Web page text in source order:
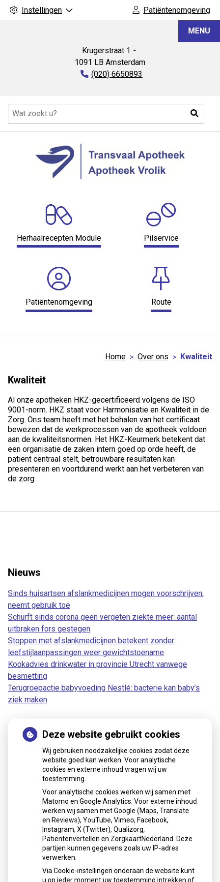
Instellingen Patiëntenomgeving
Krugerstraat 1
1091 LB Amsterdam
Tel:
(020) 6650893
MENU
Herhaalrecepten Module Pilservice
Patiëntenomgeving Route
Home Over ons Kwaliteit
Kwaliteit
Al onze apotheken HKZ-gecertificeerd volgens de ISO
9001-norm. HKZ staat voor Harmonisatie en Kwaliteit in de
Zorg. Ons team heeft met het behalen van het certificaat
bewezen dat de werkprocessen van de apotheek voldoen
aan de kwaliteitsnormen. Het HKZ-Keurmerk betekent dat
een organisatie de zaken intern goed op orde heeft, de
patiënt centraal stelt, betrouwbare resultaten kan
presenteren en voortdurend werkt aan het verbeteren van
de zorg.
Nieuws
Sinds huisartsen afslankmedicijnen mogen voorschrijven,
neemt gebruik toe
Schurft sinds corona geen vergeten ziekte meer: aantal
uitbraken fors gestegen
Stoppen met afslankmedicijnen betekent zonder
leefstijlaanpassingen weer gewichtstoename
Kookadvies drinkwater in provincie Utrecht vanwege
besmetting
Terugroepactie babyvoeding Nestlé: bacterie kan baby’s
ziek maken
Patiëntenomgeving
Herhaalrecepten aanvragen
Patiëntenomgeving
Deze website gebruikt cookies
Wij gebruiken noodzakelijke cookies zodat deze
website goed kan werken. Voor analytische
cookies en externe inhoud vragen wij uw
toestemming.
Voor analytische cookies werken wij samen met
Matomo en Google Analytics. Voor externe inhoud
werken wij samen met Google (Maps, Translate
en Reviews), YouTube, Vimeo, Facebook,
Instagram, X (Twitter), Qualizorg,
Patiëntenvertellen en ZorgkaartNederland. Deze
partijen kunnen gegevens zoals uw IP-adres
verwerken.
Via Cookie-instellingen onderaan de website kunt
u op ieder moment uw toestemming intrekken of